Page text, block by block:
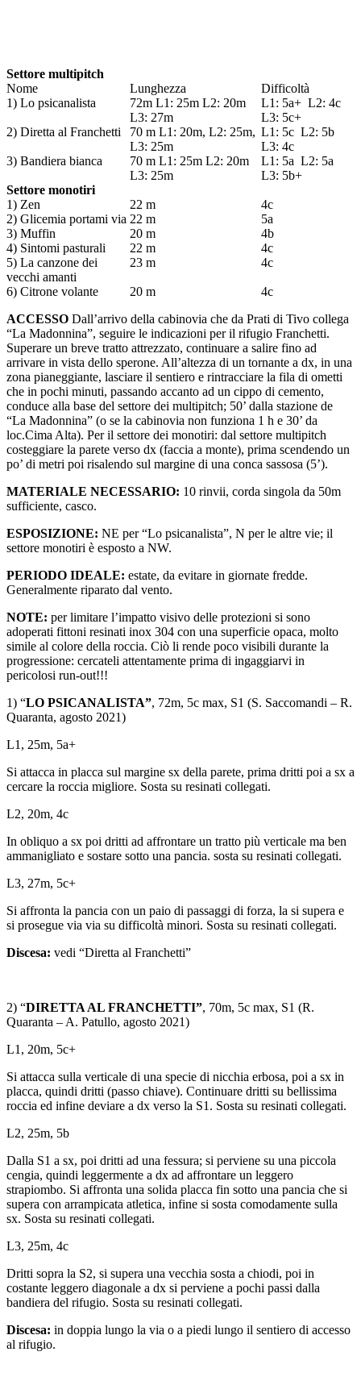
Settore multipitch
Nome
Lunghezza
Difficoltà
1) Lo psicanalista
72m L1: 25m L2: 20m
L3: 27m
L1: 5a+ L2: 4c
L3: 5c+
2) Diretta al Franchetti
70 m L1: 20m, L2: 25m,
L3: 25m
L1: 5c L2: 5b
L3: 4c
3) Bandiera bianca
70 m L1: 25m L2: 20m
L3: 25m
L1: 5a L2: 5a
L3: 5b+
Settore monotiri
1) Zen
22 m
4c
2) Glicemia portami via 22 m
5a
3) Muffin
20 m
4b
4) Sintomi pasturali
22 m
4c
5) La canzone dei
vecchi amanti
23 m 4c
6) Citrone volante 20 m
4c
ACCESSO Dall’arrivo della cabinovia che da Prati di Tivo collega
“La Madonnina”, seguire le indicazioni per il rifugio Franchetti.
Superare un breve tratto attrezzato, continuare a salire fino ad
arrivare in vista dello sperone. All’altezza di un tornante a dx, in una
zona pianeggiante, lasciare il sentiero e rintracciare la fila di ometti
che in pochi minuti, passando accanto ad un cippo di cemento,
conduce alla base del settore dei multipitch; 50’ dalla stazione de
“La Madonnina” (o se la cabinovia non funziona 1 h e 30’ da
loc.Cima Alta). Per il settore dei monotiri: dal settore multipitch
costeggiare la parete verso dx (faccia a monte), prima scendendo un
po’ di metri poi risalendo sul margine di una conca sassosa (5’).
MATERIALE NECESSARIO: 10 rinvii, corda singola da 50m
sufficiente, casco.
ESPOSIZIONE: NE per “Lo psicanalista”, N per le altre vie; il
settore monotiri è esposto a NW.
PERIODO IDEALE: estate, da evitare in giornate fredde.
Generalmente riparato dal vento.
NOTE: per limitare l’impatto visivo delle protezioni si sono
adoperati fittoni resinati inox 304 con una superficie opaca, molto
simile al colore della roccia. Ciò li rende poco visibili durante la
progressione: cercateli attentamente prima di ingaggiarvi in
pericolosi run-out!!!
1) “LO PSICANALISTA”, 72m, 5c max, S1 (S. Saccomandi – R.
Quaranta, agosto 2021)
L1, 25m, 5a+
Si attacca in placca sul margine sx della parete, prima dritti poi a sx a
cercare la roccia migliore. Sosta su resinati collegati.
L2, 20m, 4c
In obliquo a sx poi dritti ad affrontare un tratto più verticale ma ben
ammanigliato e sostare sotto una pancia. sosta su resinati collegati.
L3, 27m, 5c+
Si affronta la pancia con un paio di passaggi di forza, la si supera e
si prosegue via via su difficoltà minori. Sosta su resinati collegati.
Discesa: vedi “Diretta al Franchetti”
2) “DIRETTA AL FRANCHETTI”, 70m, 5c max, S1 (R.
Quaranta – A. Patullo, agosto 2021)
L1, 20m, 5c+
Si attacca sulla verticale di una specie di nicchia erbosa, poi a sx in
placca, quindi dritti (passo chiave). Continuare dritti su bellissima
roccia ed infine deviare a dx verso la S1. Sosta su resinati collegati.
L2, 25m, 5b
Dalla S1 a sx, poi dritti ad una fessura; si perviene su una piccola
cengia, quindi leggermente a dx ad affrontare un leggero
strapiombo. Si affronta una solida placca fin sotto una pancia che si
supera con arrampicata atletica, infine si sosta comodamente sulla
sx. Sosta su resinati collegati.
L3, 25m, 4c
Dritti sopra la S2, si supera una vecchia sosta a chiodi, poi in
costante leggero diagonale a dx si perviene a pochi passi dalla
bandiera del rifugio. Sosta su resinati collegati.
Discesa: in doppia lungo la via o a piedi lungo il sentiero di accesso
al rifugio.